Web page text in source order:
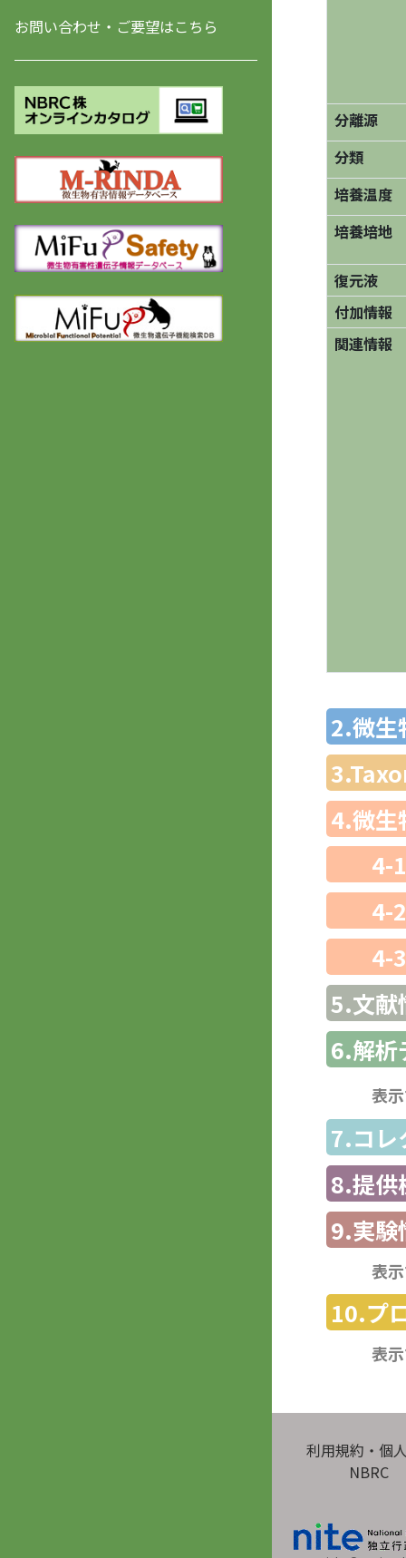
お問い合わせ・ご要望はこちら
分離源
分類
培養温度
培養培地
復元液
付加情報
関連情報
2.微生
4.微生
4-
4-
4-
5.文献
6.解析
表
7.コレ
8.提供
9.実験
表
10.プ
表
利用規約・個
NBRC